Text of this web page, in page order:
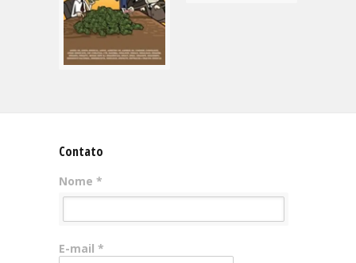
Contato
Nome *
E-mail *